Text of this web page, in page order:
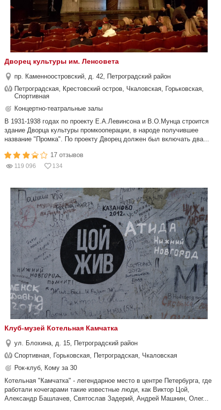
Дворец культуры им. Ленсовета
пр. Каменноостровский, д. 42, Петроградский район
Петроградская, Крестовский остров, Чкаловская, Горьковская,
Спортивная
Концертно-театральные залы
В 1931-1938 годах по проекту Е.А.Левинсона и В.О.Мунца строится
здание Дворца культуры промкооперации, в народе получившее
название "Промка". По проекту Дворец должен был включать два...
17 отзывов
119 096 134
Клуб-музей Котельная Камчатка
ул. Блохина, д. 15, Петроградский район
Спортивная, Горьковская, Петроградская, Чкаловская
Рок-клуб, Кому за 30
Котельная "Камчатка" - легендарное место в центре Петербурга, где
работали кочегарами такие известные люди, как Виктор Цой,
Александр Башлачев, Святослав Задерий, Андрей Машнин, Олег...